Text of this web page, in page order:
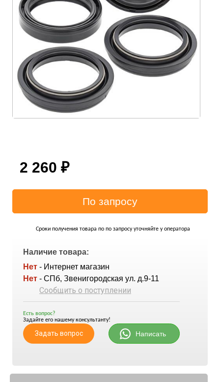
2 260 ₽
Сроки получения товара по по запросу уточняйте у оператора
Наличие товара:
Нет - Интернет магазин
Нет - СПб, Звенигородская ул. д.9-11
Сообщить о поступлении
Есть вопрос?
Задайте его нашему консультанту!
Задать вопрос Написать